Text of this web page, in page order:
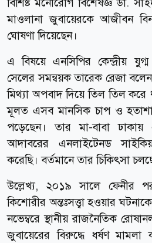
মাওলানা জুবায়েরকে আজীবন
ঘোষণা দিয়েছেন।
এ বিষয়ে এনসিপির কেন্দ্রীয়
সেলের সমন্বয়ক তারেক রেজা
মিথ্যা অপবাদ দিয়ে তিল তিল করে
মূলত এসব মানসিক চাপ ও
পড়েছেন। তার মা-বাবা
আদাবরের এনলাইটেনড
করেছি। বর্তমানে তার চিকিৎসা
উল্লেখ্য, ২০১৯ সালে ফেনীর
কিশোরীর অন্তঃসত্ত্বা হওয়ার
নভেম্বরে স্থানীয় রাজনৈতিক
জুবায়েরের বিরুদ্ধে ধর্ষণ